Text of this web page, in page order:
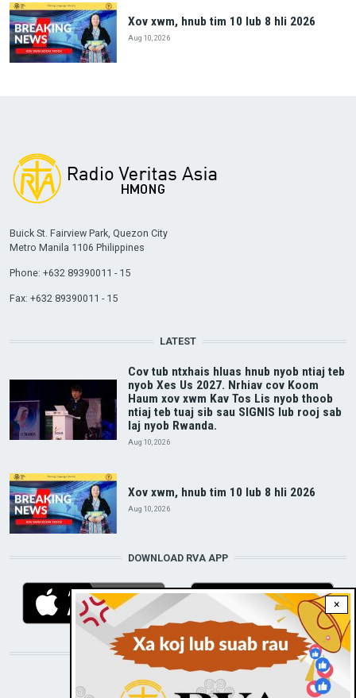
Xov xwm, hnub tim 10 lub 8 hli 2026
Aug 10, 2026
×
Buick St. Fairview Park, Quezon City
Metro Manila 1106 Philippines
Phone: +632 89390011 - 15
Fax: +632 89390011 - 15
LATEST
Cov tub ntxhais hluas hnub nyob ntiaj teb
nyob Xes Us 2027. Nrhiav cov Koom
Haum xov xwm Kav Tos Lis nyob thoob
ntiaj teb tuaj sib sau SIGNIS lub rooj sab
laj nyob Rwanda.
Aug 10, 2026
Xov xwm, hnub tim 10 lub 8 hli 2026
Aug 10, 2026
DOWNLOAD RVA APP
STAY CONNECTED WITH US!